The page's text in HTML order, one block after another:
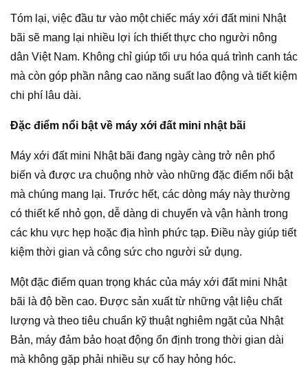
Tóm lại, việc đầu tư vào một chiếc máy xới đất mini Nhật
bãi sẽ mang lại nhiều lợi ích thiết thực cho người nông
dân Việt Nam. Không chỉ giúp tối ưu hóa quá trình canh tác
mà còn góp phần nâng cao năng suất lao động và tiết kiệm
chi phí lâu dài.
Đặc điểm nổi bật về máy xới đất mini nhật bãi
Máy xới đất mini Nhật bãi đang ngày càng trở nên phổ
biến và được ưa chuộng nhờ vào những đặc điểm nổi bật
mà chúng mang lại. Trước hết, các dòng máy này thường
có thiết kế nhỏ gọn, dễ dàng di chuyển và vận hành trong
các khu vực hẹp hoặc địa hình phức tạp. Điều này giúp tiết
kiệm thời gian và công sức cho người sử dụng.
Một đặc điểm quan trọng khác của máy xới đất mini Nhật
bãi là độ bền cao. Được sản xuất từ những vật liệu chất
lượng và theo tiêu chuẩn kỹ thuật nghiêm ngặt của Nhật
Bản, máy đảm bảo hoạt động ổn định trong thời gian dài
mà không gặp phải nhiều sự cố hay hỏng hóc.